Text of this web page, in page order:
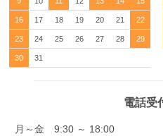
16 17 18 19 20 21 22
23 24 25 26 27 28 29
30 31
電話受
月～金 9:30 ～ 18:00